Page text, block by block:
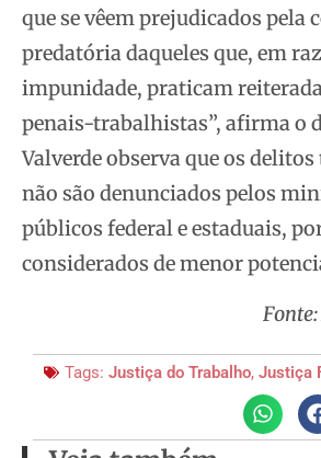
que se vêem prejudicados pela
predatória daqueles que, em
impunidade, praticam
penais-trabalhistas”, afirma o
Valverde observa que os
não são denunciados pelos
públicos federal e estaduais,
considerados de menor
Tags: Justiça do Trabalho, Justiça